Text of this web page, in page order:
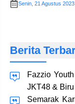
Senin, 21 Agustus
Berita
Fazzio
JKT48 &
Semarak